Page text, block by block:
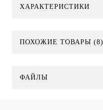
ХАРАКТЕРИСТИКИ
ПОХОЖИЕ ТОВАРЫ (8)
ФАЙЛЫ